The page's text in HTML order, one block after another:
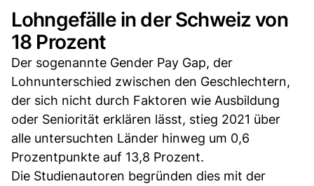
Lohngefälle in der Schweiz von
18 Prozent
Der sogenannte Gender Pay Gap, der
Lohnunterschied zwischen den Geschlechtern,
der sich nicht durch Faktoren wie Ausbildung
oder Seniorität erklären lässt, stieg 2021 über
alle untersuchten Länder hinweg um 0,6
Prozentpunkte auf 13,8 Prozent.
Die Studienautoren begründen dies mit der